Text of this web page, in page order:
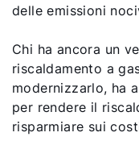
delle emissioni
Chi ha ancora un
riscaldamento a
modernizzarlo, ha
per rendere il
risparmiare sui